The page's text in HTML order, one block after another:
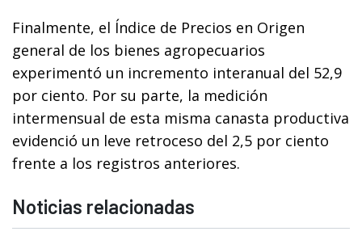
Finalmente, el Índice de Precios en Origen
general de los bienes agropecuarios
experimentó un incremento interanual del 52,9
por ciento. Por su parte, la medición
intermensual de esta misma canasta productiva
evidenció un leve retroceso del 2,5 por ciento
frente a los registros anteriores.
Noticias relacionadas